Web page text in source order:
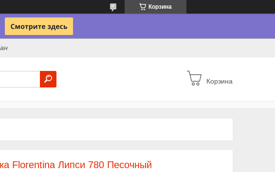
Корзина
Корзина
Florentina Липси 780 Песочный